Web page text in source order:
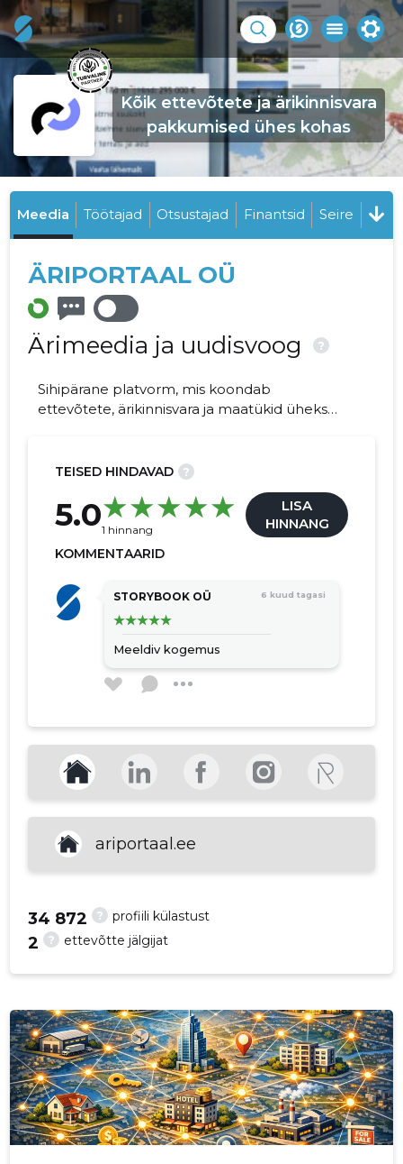
Kõik ettevõtete ja ärikinnisvara
pakkumised ühes kohas
Meedia Töötajad Otsustajad Finantsid Seire
ÄRIPORTAAL OÜ
Ärimeedia ja uudisvoog ?
Sihipärane platvorm, mis koondab
ettevõtete, ärikinnisvara ja maatükid üheks
massitööriistad aitavad kiiremini ostjaid leida.
TEISED HINDAVAD ?
5.01 hinnang
LISA
HINNANG
KOMMENTAARID
STORYBOOK OÜ 6 kuud tagasi
Meeldiv kogemus
ariportaal.ee
? profiili külastust
34 872
? ettevõtte jälgijat
2